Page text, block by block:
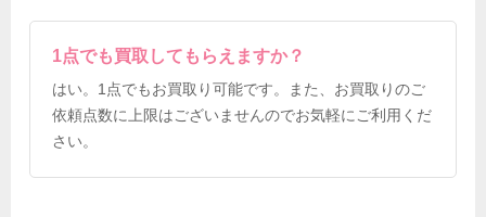
1点でも買取してもらえますか？
はい。1点でもお買取り可能です。また、お買取りのご
依頼点数に上限はございませんのでお気軽にご利用くだ
さい。